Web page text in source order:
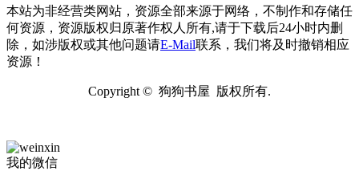
本站为非经营类网站，资源全部来源于网络，不制作和存储任
何资源，资源版权归原著作权人所有,请于下载后24小时内删
除，如涉版权或其他问题请E-Mail联系，我们将及时撤销相应
资源！
Copyright © 狗狗书屋 版权所有.
我的微信